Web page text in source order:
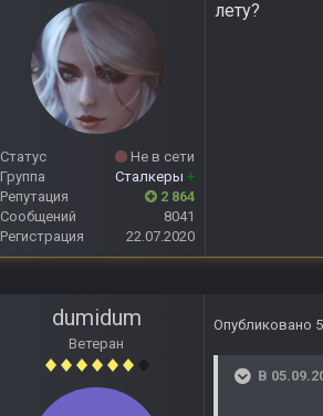
Статус
Не в сети
Группа
Сталкеры +
Репутация
2 864
Сообщений
8041
Регистрация
22.07.2020
лету?
dumidum
Ветеран
Опубликовано
В